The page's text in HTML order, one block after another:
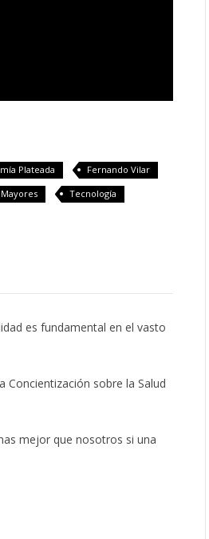
Plateada
Fernando Vilar
Tecnología
es fundamental en el vasto
Concientización sobre la Salud
mejor que nosotros si una